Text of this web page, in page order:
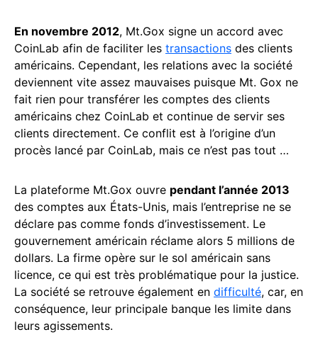
En novembre 2012, Mt.Gox signe un accord avec
CoinLab afin de faciliter les transactions des clients
américains. Cependant, les relations avec la société
deviennent vite assez mauvaises puisque Mt. Gox ne
fait rien pour transférer les comptes des clients
américains chez CoinLab et continue de servir ses
clients directement. Ce conflit est à l’origine d’un
procès lancé par CoinLab, mais ce n’est pas tout …
La plateforme Mt.Gox ouvre pendant l’année 2013
des comptes aux États-Unis, mais l’entreprise ne se
déclare pas comme fonds d’investissement. Le
gouvernement américain réclame alors 5 millions de
dollars. La firme opère sur le sol américain sans
licence, ce qui est très problématique pour la justice.
La société se retrouve également en difficulté, car, en
conséquence, leur principale banque les limite dans
leurs agissements.